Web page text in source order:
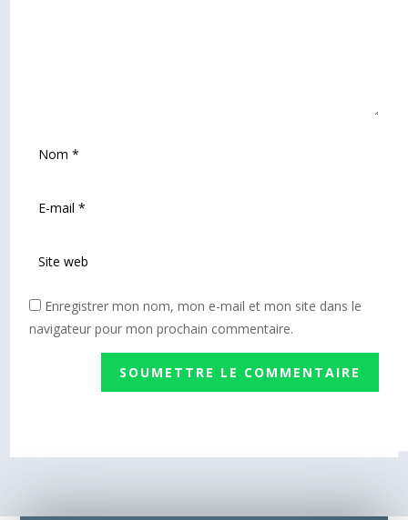
Enregistrer mon nom, mon e-mail et mon site dans le
navigateur pour mon prochain commentaire.
SOUMETTRE LE COMMENTAIRE